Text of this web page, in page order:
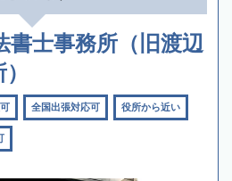
書士事務所（旧渡辺
全国出張対応可 役所から近い